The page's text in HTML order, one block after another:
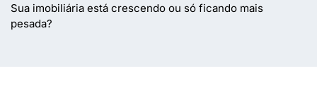
Sua imobiliária está crescendo ou só ficando mais
pesada?